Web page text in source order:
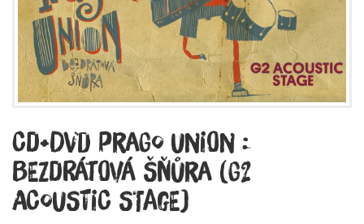
CD+DVD Prago Union :
Bezdrátová Šňůra (G2
Acoustic Stage)